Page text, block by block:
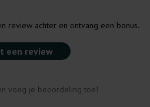
review achter en ontvang een bonus.
een review
voeg je beoordeling toe!